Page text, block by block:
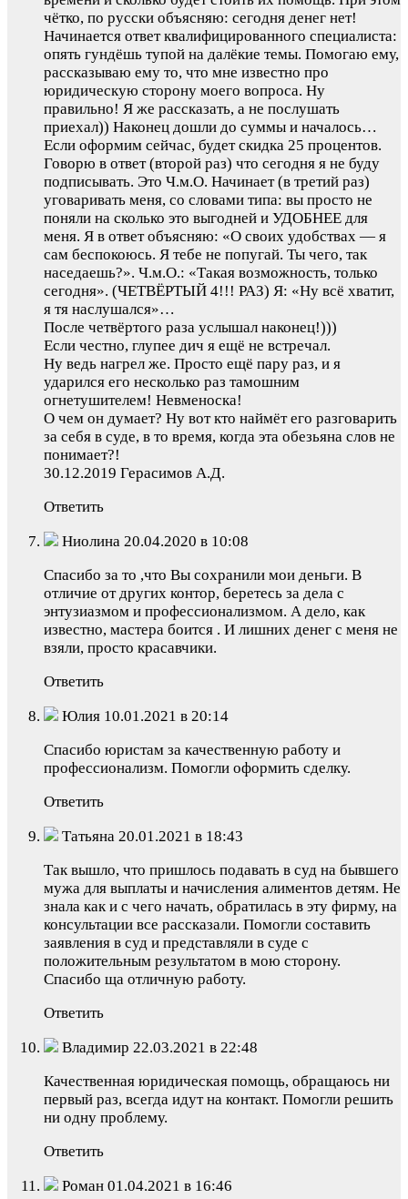
чётко, по русски объясняю: сегодня денег нет!
Начинается ответ квалифицированного специалиста:
опять гундёшь тупой на далёкие темы. Помогаю ему,
рассказываю ему то, что мне известно про
юридическую сторону моего вопроса. Ну
правильно! Я же рассказать, а не послушать
приехал)) Наконец дошли до суммы и началось…
Если оформим сейчас, будет скидка 25 процентов.
Говорю в ответ (второй раз) что сегодня я не буду
подписывать. Это Ч.м.О. Начинает (в третий раз)
уговаривать меня, со словами типа: вы просто не
поняли на сколько это выгодней и УДОБНЕЕ для
меня. Я в ответ объясняю: «О своих удобствах — я
сам беспокоюсь. Я тебе не попугай. Ты чего, так
наседаешь?». Ч.м.О.: «Такая возможность, только
сегодня». (ЧЕТВЁРТЫЙ 4!!! РАЗ) Я: «Ну всё хватит,
я тя наслушался»…
После четвёртого раза услышал наконец!)))
Если честно, глупее дич я ещё не встречал.
Ну ведь нагрел же. Просто ещё пару раз, и я
ударился его несколько раз тамошним
огнетушителем! Невменоска!
О чем он думает? Ну вот кто наймёт его разговарить
за себя в суде, в то время, когда эта обезьяна слов не
понимает?!
30.12.2019 Герасимов А.Д.
Ответить
Ниолина 20.04.2020 в 10:08
Спасибо за то ,что Вы сохранили мои деньги. В
отличие от других контор, беретесь за дела с
энтузиазмом и профессионализмом. А дело, как
известно, мастера боится . И лишних денег с меня не
взяли, просто красавчики.
Ответить
Юлия 10.01.2021 в 20:14
Спасибо юристам за качественную работу и
профессионализм. Помогли оформить сделку.
Ответить
Татьяна 20.01.2021 в 18:43
Так вышло, что пришлось подавать в суд на бывшего
мужа для выплаты и начисления алиментов детям. Не
знала как и с чего начать, обратилась в эту фирму, на
консультации все рассказали. Помогли составить
заявления в суд и представляли в суде с
положительным результатом в мою сторону.
Спасибо ща отличную работу.
Ответить
Владимир 22.03.2021 в 22:48
Качественная юридическая помощь, обращаюсь ни
первый раз, всегда идут на контакт. Помогли решить
ни одну проблему.
Ответить
Роман 01.04.2021 в 16:46